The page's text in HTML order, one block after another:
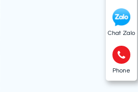
Chat Zalo
Phone